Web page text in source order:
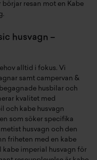
resan mot en Kabe
husvagn –
alltid i fokus. Vi
samt campervan &
begagnade husbilar och
kvalitet med
och kabe husvagn
som söker specifika
husvagn och den
friheten med en kabe
kabe imperial husvagn för